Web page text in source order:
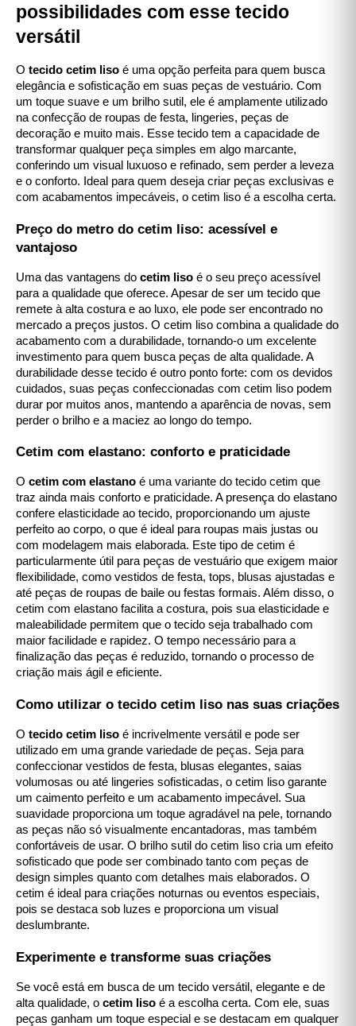
possibilidades com esse tecido
versátil
O tecido cetim liso é uma opção perfeita para quem busca
elegância e sofisticação em suas peças de vestuário. Com
um toque suave e um brilho sutil, ele é amplamente utilizado
na confecção de roupas de festa, lingeries, peças de
decoração e muito mais. Esse tecido tem a capacidade de
transformar qualquer peça simples em algo marcante,
conferindo um visual luxuoso e refinado, sem perder a leveza
e o conforto. Ideal para quem deseja criar peças exclusivas e
com acabamentos impecáveis, o cetim liso é a escolha certa.
Preço do metro do cetim liso: acessível e
vantajoso
Uma das vantagens do cetim liso é o seu preço acessível
para a qualidade que oferece. Apesar de ser um tecido que
remete à alta costura e ao luxo, ele pode ser encontrado no
mercado a preços justos. O cetim liso combina a qualidade do
acabamento com a durabilidade, tornando-o um excelente
investimento para quem busca peças de alta qualidade. A
durabilidade desse tecido é outro ponto forte: com os devidos
cuidados, suas peças confeccionadas com cetim liso podem
durar por muitos anos, mantendo a aparência de novas, sem
perder o brilho e a maciez ao longo do tempo.
Cetim com elastano: conforto e praticidade
O cetim com elastano é uma variante do tecido cetim que
traz ainda mais conforto e praticidade. A presença do elastano
confere elasticidade ao tecido, proporcionando um ajuste
perfeito ao corpo, o que é ideal para roupas mais justas ou
com modelagem mais elaborada. Este tipo de cetim é
particularmente útil para peças de vestuário que exigem maior
flexibilidade, como vestidos de festa, tops, blusas ajustadas e
até peças de roupas de baile ou festas formais. Além disso, o
cetim com elastano facilita a costura, pois sua elasticidade e
maleabilidade permitem que o tecido seja trabalhado com
maior facilidade e rapidez. O tempo necessário para a
finalização das peças é reduzido, tornando o processo de
criação mais ágil e eficiente.
Como utilizar o tecido cetim liso nas suas criações
O tecido cetim liso é incrivelmente versátil e pode ser
utilizado em uma grande variedade de peças. Seja para
confeccionar vestidos de festa, blusas elegantes, saias
volumosas ou até lingeries sofisticadas, o cetim liso garante
um caimento perfeito e um acabamento impecável. Sua
suavidade proporciona um toque agradável na pele, tornando
as peças não só visualmente encantadoras, mas também
confortáveis de usar. O brilho sutil do cetim liso cria um efeito
sofisticado que pode ser combinado tanto com peças de
design simples quanto com detalhes mais elaborados. O
cetim é ideal para criações noturnas ou eventos especiais,
pois se destaca sob luzes e proporciona um visual
deslumbrante.
Experimente e transforme suas criações
Se você está em busca de um tecido versátil, elegante e de
alta qualidade, o cetim liso é a escolha certa. Com ele, suas
peças ganham um toque especial e se destacam em qualquer